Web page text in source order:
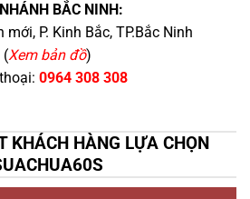
BẮC NINH:
P. Kinh Bắc, TP.Bắc Ninh
(Xem bản đồ)
0964 308 308
KHÁCH HÀNG LỰA CHỌN